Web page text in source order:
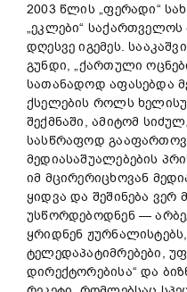
2003 წლის „ფერადი“
„ეკლები“
დღესვე იგემეს.
გუნდი, „ქართული
სათანადოდ აფასებდა
ქსელების როლს
შექმნაში, ამიტომ
სასწრაფოდ
მედიასაშუალებების
იმ მცირერიცხოვან
ყიდვა და შეშინება ვერ
უსწორდებოდნენ —
ყრიდნენ
ტელედაპატიმრებები,
დირექტორებისა“ და